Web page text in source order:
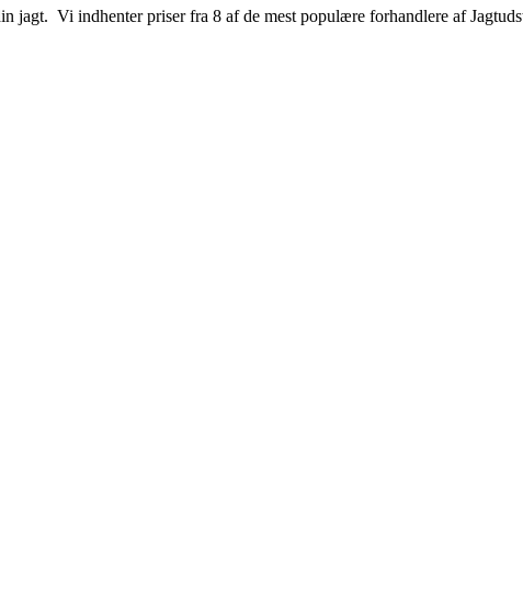
jagt. Vi indhenter priser fra 8 af de mest populære forhandlere af